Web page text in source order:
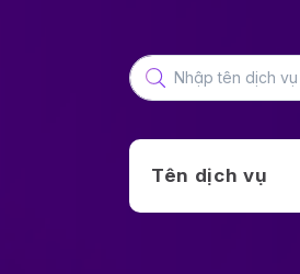
Tên dịch vụ